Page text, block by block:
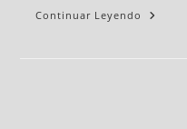
Continuar Leyendo